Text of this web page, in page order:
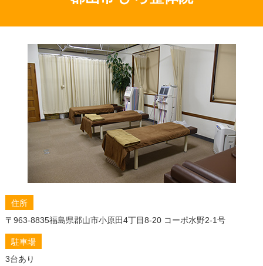
椎間板ヘルニアの痛みは整体で治る？整体師が教える
改善し痛みを和らげる秘訣
椎間板ヘルニアの痛みは自分で治す！効果的な体操と
整体師が教えるセルフケア術
椎間板ヘルニアに効く筋トレの種類とは？整体師が教
える自宅ケアの注意点
椎間板ヘルニアで足が痛いあなたへ：その原因と整体
で改善する道筋
首の椎間板ヘルニア：原因を徹底解説！整体の効果で
椎間板ヘルニアの背中の痛み、その原因は？整体で根
宅でできるセルフケア、整体の賢い活用術
もう諦めない！椎間板ヘルニアで歩けない原因を解明
住所
〒963-8835福島県郡山市小原田4丁目8-20 コーポ水野2-1号
駐車場
3台あり